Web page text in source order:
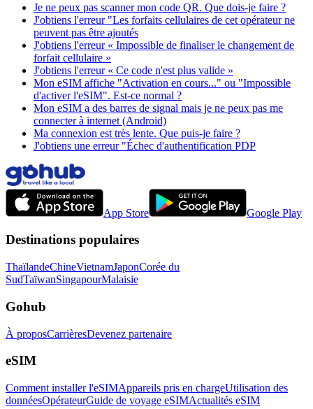
Je ne peux pas scanner mon code QR. Que dois-je faire ?
J'obtiens l'erreur "Les forfaits cellulaires de cet opérateur ne
peuvent pas être ajoutés
J'obtiens l'erreur « Impossible de finaliser le changement de
forfait cellulaire »
J'obtiens l'erreur « Ce code n'est plus valide »
Mon eSIM affiche "Activation en cours..." ou "Impossible
d'activer l'eSIM". Est-ce normal ?
Mon eSIM a des barres de signal mais je ne peux pas me
connecter à internet (Android)
Ma connexion est très lente. Que puis-je faire ?
J'obtiens une erreur "Échec d'authentification PDP
App Store Google Play
Destinations populaires
ThaïlandeChineVietnamJaponCorée du
SudTaïwanSingapourMalaisie
Gohub
À proposCarrièresDevenez partenaire
eSIM
Comment installer l'eSIMAppareils pris en chargeUtilisation des
donnéesOpérateurGuide de voyage eSIMActualités eSIM